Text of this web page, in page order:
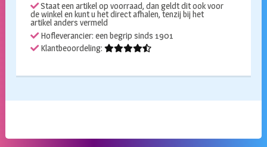
Staat een artikel op voorraad, dan geldt dit ook voor
de winkel en kunt u het direct afhalen, tenzij bij het
artikel anders vermeld
Hofleverancier: een begrip sinds 1901
Klantbeoordeling: